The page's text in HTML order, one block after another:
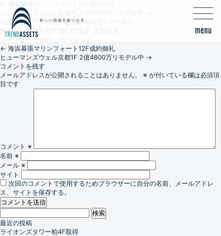
ヒューマンズウェル京都1F 2億4800万リモデル中
文京区小石川５丁目戸建1億8800万リモデル中
投稿日: 2019年10月3日
カテゴリー:news
← 海浜幕張マリンフォート12F成約御礼
ヒューマンズウェル京都1F 2億4800万リモデル中 →
コメントを残す
メールアドレスが公開されることはありません。
※ が付いている欄は必須項
目です
コメント ※
名前 ※
メール ※
サイト
次回のコメントで使用するためブラウザーに自分の名前、メールアドレ
ス、サイトを保存する。
検
索:
最近の投稿
ライオンズタワー柏4F取得